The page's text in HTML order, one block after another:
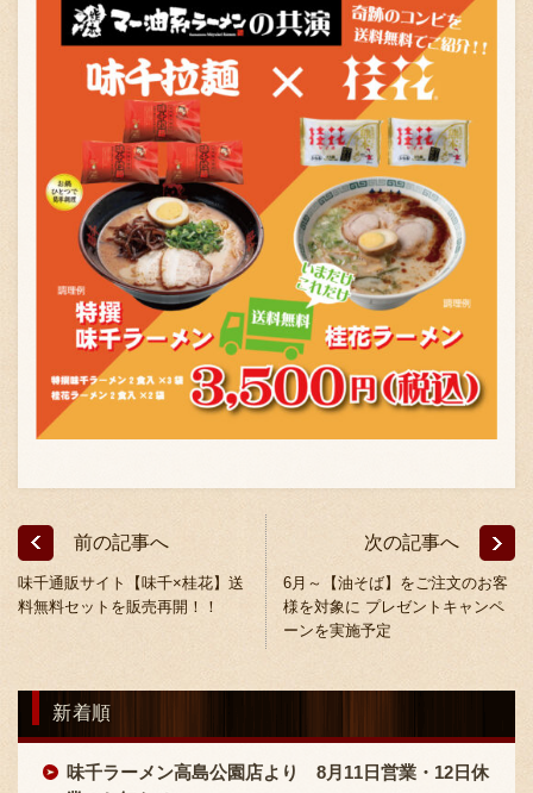
お知らせ
採用情報
前の記事へ
味千通販サイト【味千×桂花】送
料無料セットを販売再開！！
次の記事へ
6月～【油そば】をご注文のお客
様を対象に プレゼントキャンペ
ーンを実施予定
新着順
味千ラーメン高島公園店より 8月11日営業・12日休